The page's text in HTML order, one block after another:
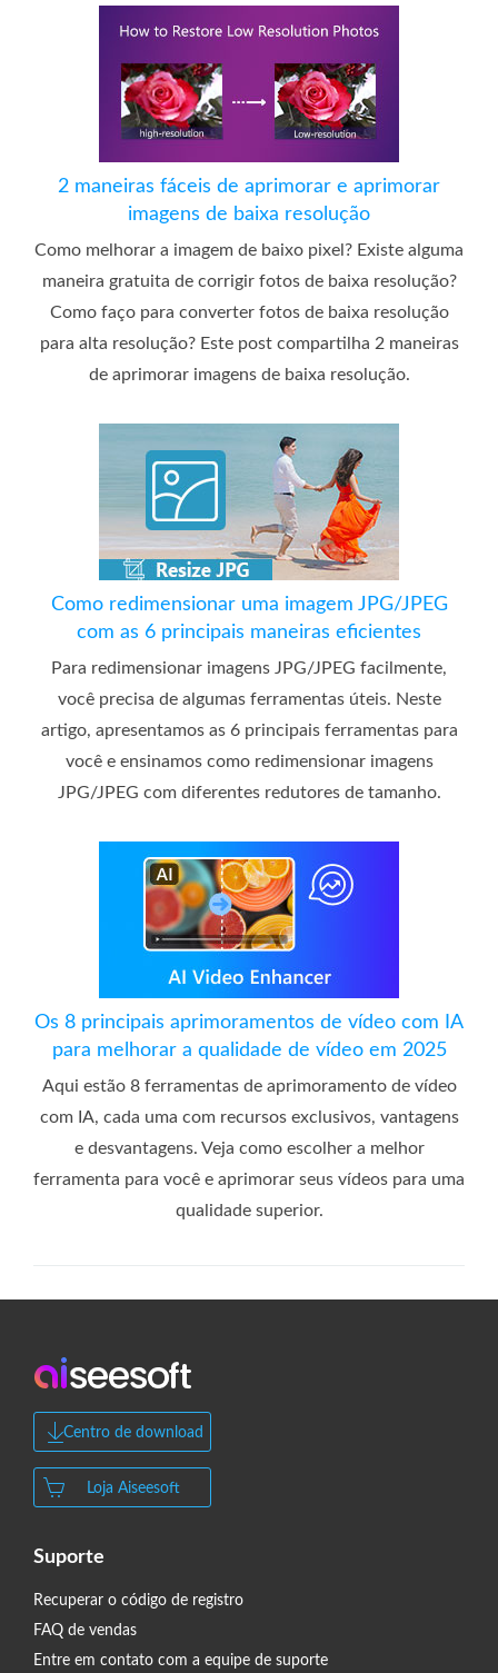
2 maneiras fáceis de aprimorar e aprimorar
imagens de baixa resolução
Como melhorar a imagem de baixo pixel? Existe alguma
maneira gratuita de corrigir fotos de baixa resolução?
Como faço para converter fotos de baixa resolução
para alta resolução? Este post compartilha 2 maneiras
de aprimorar imagens de baixa resolução.
Como redimensionar uma imagem JPG/JPEG
com as 6 principais maneiras eficientes
Para redimensionar imagens JPG/JPEG facilmente,
você precisa de algumas ferramentas úteis. Neste
artigo, apresentamos as 6 principais ferramentas para
você e ensinamos como redimensionar imagens
JPG/JPEG com diferentes redutores de tamanho.
Os 8 principais aprimoramentos de vídeo com IA
para melhorar a qualidade de vídeo em 2025
Aqui estão 8 ferramentas de aprimoramento de vídeo
com IA, cada uma com recursos exclusivos, vantagens
e desvantagens. Veja como escolher a melhor
ferramenta para você e aprimorar seus vídeos para uma
qualidade superior.
Centro de download
Loja Aiseesoft
Suporte
Recuperar o código de registro
FAQ de vendas
Entre em contato com a equipe de suporte